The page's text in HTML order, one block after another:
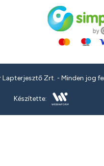
Zrt. - Minden jog
Készítette: